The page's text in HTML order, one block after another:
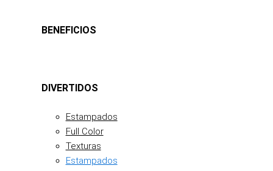
BENEFICIOS
DIVERTIDOS
Estampados
Full Color
Texturas
Estampados